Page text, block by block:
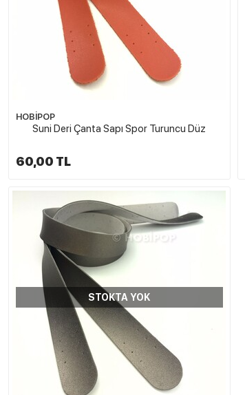
HOBİPOP
Suni Deri Çanta Sapı Spor Turuncu Düz
60,00 TL
STOKTA YOK